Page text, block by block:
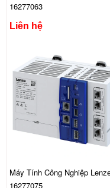
16277063
Liên hệ
Máy Tính Công Nghiệp
16277075